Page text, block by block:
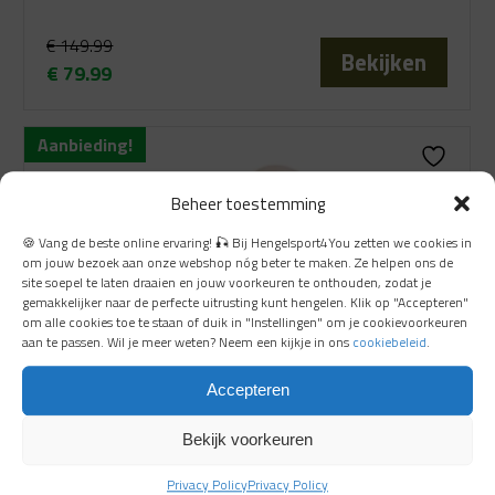
Beheer toestemming
🍪 Vang de beste online ervaring! 🎣 Bij Hengelsport4You zetten we cookies in
om jouw bezoek aan onze webshop nóg beter te maken. Ze helpen ons de
site soepel te laten draaien en jouw voorkeuren te onthouden, zodat je
gemakkelijker naar de perfecte uitrusting kunt hengelen. Klik op "Accepteren"
om alle cookies toe te staan of duik in "Instellingen" om je cookievoorkeuren
aan te passen. Wil je meer weten? Neem een kijkje in ons cookiebeleid.
Accepteren
Bekijk voorkeuren
Privacy PolicyPrivacy Policy
€149.99
prijs
was:
€ 149.99.
€ 79.99
prijs
is:
€ 79.99.
Bekijken
Aanbieding!